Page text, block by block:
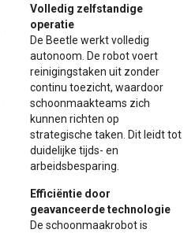
Volledig zelfstandige
operatie
De Beetle werkt volledig
autonoom. De robot voert
reinigingstaken uit zonder
continu toezicht, waardoor
schoonmaakteams zich
kunnen richten op
strategische taken. Dit leidt tot
duidelijke tijds- en
arbeidsbesparing.
Efficiëntie door
geavanceerde technologie
De schoonmaakrobot is